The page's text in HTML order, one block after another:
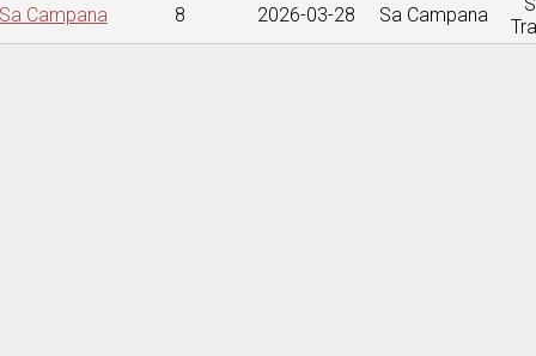
Campana
8 2026-03-28 Sa Campana